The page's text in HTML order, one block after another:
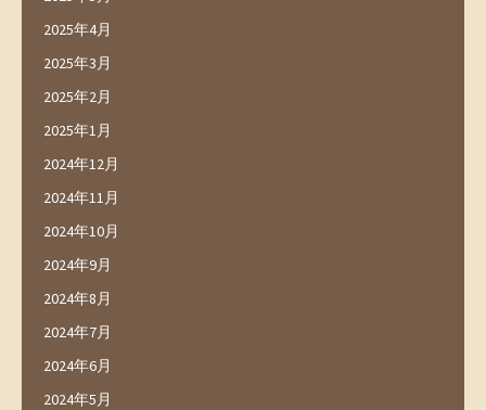
2025年4月
2025年3月
2025年2月
2025年1月
2024年12月
2024年11月
2024年10月
2024年9月
2024年8月
2024年7月
2024年6月
2024年5月